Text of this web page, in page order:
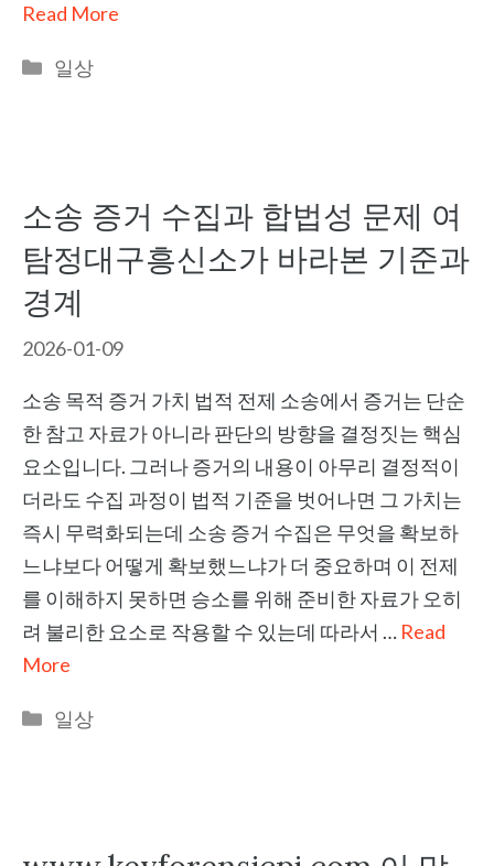
Read More
Categories
일상
소송 증거 수집과 합법성 문제 여
탐정대구흥신소가 바라본 기준과
경계
2026-01-09
소송 목적 증거 가치 법적 전제 소송에서 증거는 단순
한 참고 자료가 아니라 판단의 방향을 결정짓는 핵심
요소입니다. 그러나 증거의 내용이 아무리 결정적이
더라도 수집 과정이 법적 기준을 벗어나면 그 가치는
즉시 무력화되는데 소송 증거 수집은 무엇을 확보하
느냐보다 어떻게 확보했느냐가 더 중요하며 이 전제
를 이해하지 못하면 승소를 위해 준비한 자료가 오히
려 불리한 요소로 작용할 수 있는데 따라서 … Read
More
Categories
일상